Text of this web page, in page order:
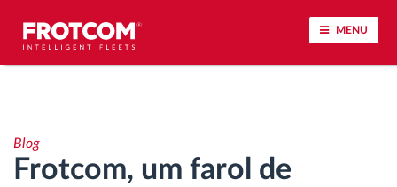
MENU
Análise do estilo de condução
Blog
Frotcom, um farol de